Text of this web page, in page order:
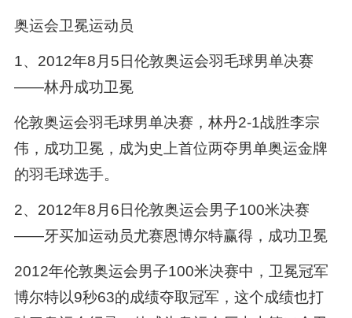
奥运会卫冕运动员
1、2012年8月5日伦敦奥运会羽毛球男单决赛
——林丹成功卫冕
伦敦奥运会羽毛球男单决赛，林丹2-1战胜李宗
伟，成功卫冕，成为史上首位两夺男单奥运金牌
的羽毛球选手。
2、2012年8月6日伦敦奥运会男子100米决赛
——牙买加运动员尤赛恩博尔特赢得，成功卫冕
2012年伦敦奥运会男子100米决赛中，卫冕冠军
博尔特以9秒63的成绩夺取冠军，这个成绩也打